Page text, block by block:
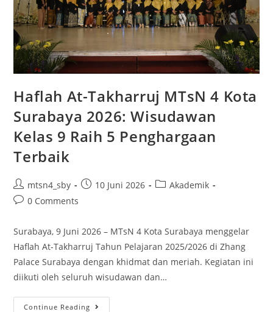
Haflah At-Takharruj MTsN 4 Kota
Surabaya 2026: Wisudawan
Kelas 9 Raih 5 Penghargaan
Terbaik
Post
author:
mtsn4_sby
Post10 Juni 2026
PostAkademik
Post0 Comments
Surabaya, 9 Juni 2026 – MTsN 4 Kota Surabaya menggelar
Haflah At-Takharruj Tahun Pelajaran 2025/2026 di Zhang
Palace Surabaya dengan khidmat dan meriah. Kegiatan ini
diikuti oleh seluruh wisudawan dan…
Continue Reading